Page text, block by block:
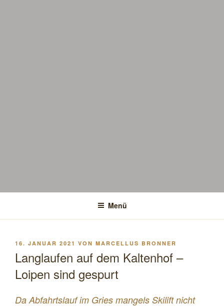
Menü
VERÖFFENTLICHT
16. JANUAR 2021 VON MARCELLUS BRONNER
Langlaufen auf dem Kaltenhof –
Loipen sind gespurt
Da Abfahrtslauf im Gries mangels Skilift nicht